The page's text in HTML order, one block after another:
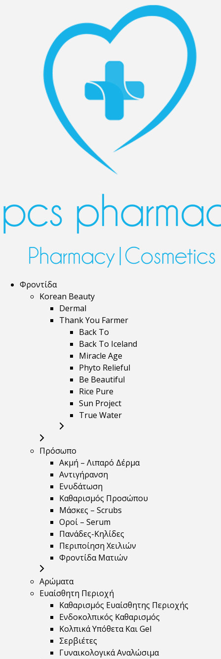
Φροντίδα
Korean Beauty
Dermal
Thank You Farmer
Back To
Back To Iceland
Miracle Age
Phyto Relieful
Be Beautiful
Rice Pure
Sun Project
True Water
Πρόσωπο
Ακμή – Λιπαρό Δέρμα
Αντιγήρανση
Ενυδάτωση
Καθαρισμός Προσώπου
Μάσκες – Scrubs
Οροί – Serum
Πανάδες-Κηλίδες
Περιποίηση Χειλιών
Φροντίδα Ματιών
Αρώματα
Ευαίσθητη Περιοχή
Καθαρισμός Ευαίσθητης Περιοχής
Ενδοκολπικός Καθαρισμός
Κολπικά Υπόθετα Και Gel
Σερβιέτες
Γυναικολογικά Αναλώσιμα